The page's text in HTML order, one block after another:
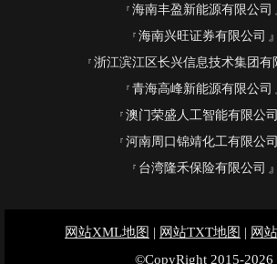
海南丰盈新能源有限公司
海南兴旺证券有限公司
浙江滨江区长兴信息技术集团有
青海高峰新能源有限公司
澳门荣盛人工智能有限公司
河南周口锦靖化工有限公司
台湾隆禾保险有限公司
网站XML地图 | 网站TXT地图 | 网
©CopyRight 2015-2026